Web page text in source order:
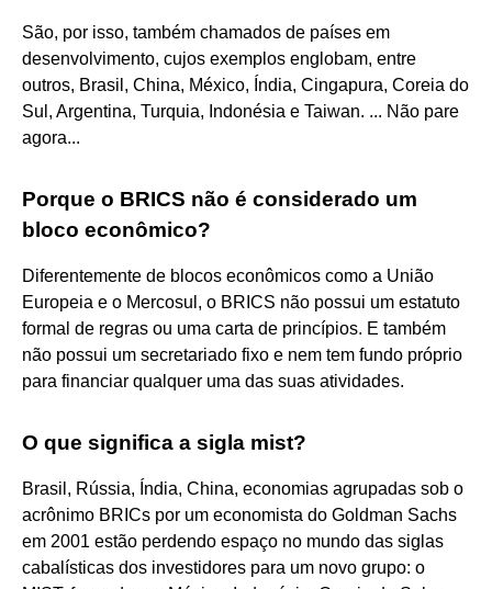
São, por isso, também chamados de países em
desenvolvimento, cujos exemplos englobam, entre
outros, Brasil, China, México, Índia, Cingapura, Coreia do
Sul, Argentina, Turquia, Indonésia e Taiwan. ... Não pare
agora...
Porque o BRICS não é considerado um
bloco econômico?
Diferentemente de blocos econômicos como a União
Europeia e o Mercosul, o BRICS não possui um estatuto
formal de regras ou uma carta de princípios. E também
não possui um secretariado fixo e nem tem fundo próprio
para financiar qualquer uma das suas atividades.
O que significa a sigla mist?
Brasil, Rússia, Índia, China, economias agrupadas sob o
acrônimo BRICs por um economista do Goldman Sachs
em 2001 estão perdendo espaço no mundo das siglas
cabalísticas dos investidores para um novo grupo: o